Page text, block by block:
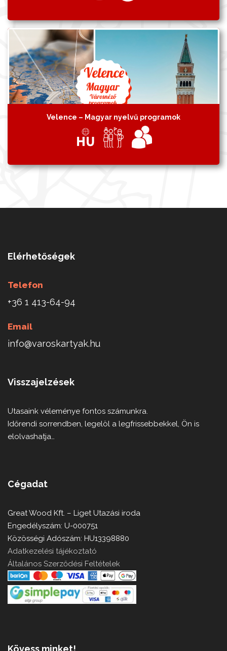
Velence – Magyar nyelvű programok
Elérhetőségek
Telefon
+36 1 413-64-94
Email
info@varoskartyak.hu
Visszajelzések
Utasaink véleménye fontos számunkra.
Időrendi sorrendben, legelöl a legfrissebbekkel, Ön is
elolvashatja…
Cégadat
Great Wood Kft. – Liget Utazási iroda
Engedélyszám: U-000751
Közösségi Adószám: HU13398880
Adatkezelési tájékoztató
Általános Szerződési Feltételek
Kövess minket!